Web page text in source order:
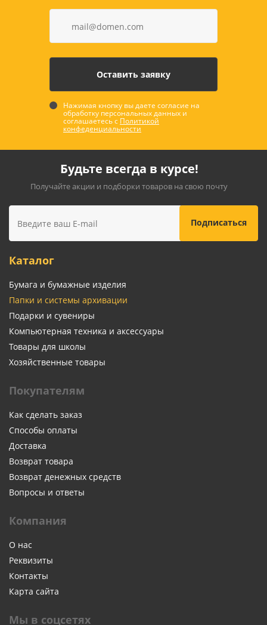
Нажимая кнопку вы даете согласие на
обработку персональных данных и
соглашаетесь с Политикой
конфеденциальности
Будьте всегда в курсе!
Получайте акции и подборки товаров на свою почту
Каталог
Бумага и бумажные изделия
Папки и системы архивации
Подарки и сувениры
Компьютерная техника и аксессуары
Товары для школы
Хозяйственные товары
Покупателям
Как сделать заказ
Способы оплаты
Доставка
Возврат товара
Возврат денежных средств
Вопросы и ответы
Компания
О нас
Реквизиты
Контакты
Карта сайта
Мы в соцсетях